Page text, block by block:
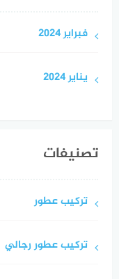
فبراير 2024
يناير 2024
تصنيفات
تركيب عطور
تركيب عطور رجالي